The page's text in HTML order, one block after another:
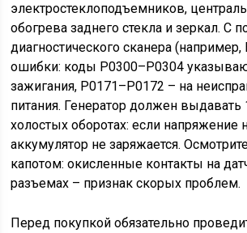
электростеклоподъемников,
обогрева заднего стекла и зеркал. С
диагностического сканера (например,
ошибки: коды P0300–P0304
зажигания, P0171–P0172 – на
питания. Генератор должен выдавать
холостых оборотах: если напряжение
аккумулятор не заряжается.
капотом: окисленные контакты на
разъемах – признак скорых проблем.
Перед покупкой обязательно